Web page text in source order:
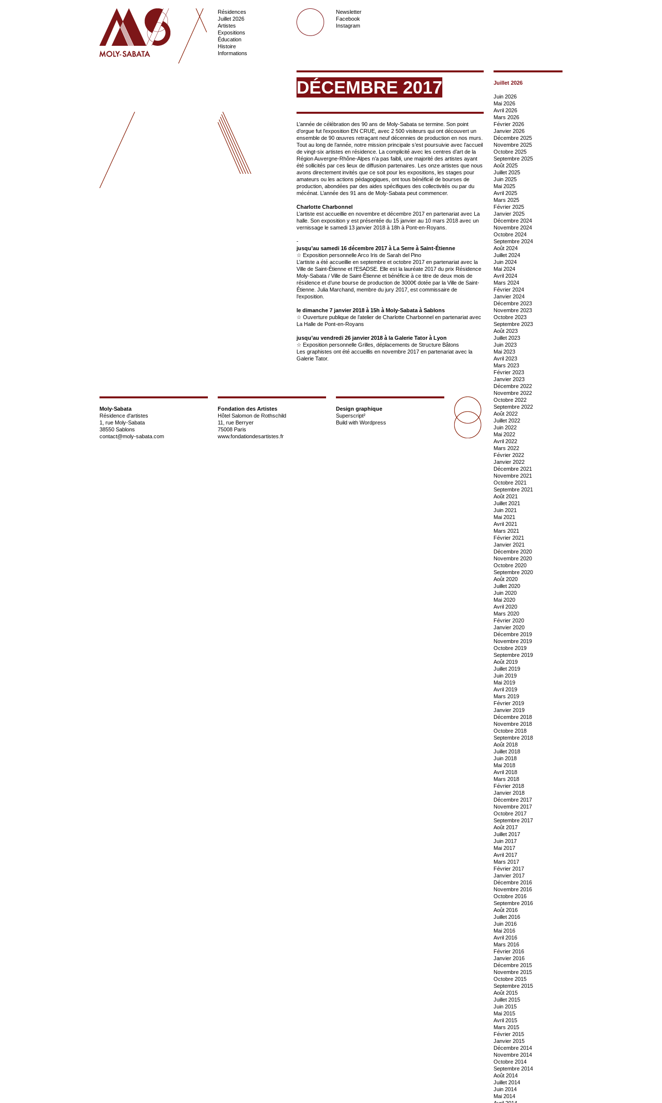
Résidences
Juillet 2026
Artistes
Expositions
Éducation
Histoire
Informations
Newsletter
Facebook
Instagram
DÉCEMBRE 2017
L’année de célébration des 90 ans de Moly-Sabata se termine. Son point
d’orgue fut l’exposition EN CRUE, avec 2 500 visiteurs qui ont découvert un
ensemble de 90 œuvres retraçant neuf décennies de production en nos murs.
Tout au long de l’année, notre mission principale s’est poursuivie avec l’accueil
de vingt-six artistes en résidence. La complicité avec les centres d’art de la
Région Auvergne-Rhône-Alpes n’a pas faibli, une majorité des artistes ayant
été sollicités par ces lieux de diffusion partenaires. Les onze artistes que nous
avons directement invités que ce soit pour les expositions, les stages pour
amateurs ou les actions pédagogiques, ont tous bénéficié de bourses de
production, abondées par des aides spécifiques des collectivités ou par du
mécénat. L’année des 91 ans de Moly-Sabata peut commencer.
Charlotte Charbonnel
L’artiste est accueillie en novembre et décembre 2017 en partenariat avec La
halle. Son exposition y est présentée du 15 janvier au 10 mars 2018 avec un
vernissage le samedi 13 janvier 2018 à 18h à Pont-en-Royans.
-
jusqu’au samedi 16 décembre 2017 à La Serre à Saint-Étienne
☆ Exposition personnelle Arco Iris de Sarah del Pino
L’artiste a été accueillie en septembre et octobre 2017 en partenariat avec la
Ville de Saint-Étienne et l’ESADSE. Elle est la lauréate 2017 du prix Résidence
Moly-Sabata / Ville de Saint-Étienne et bénéficie à ce titre de deux mois de
résidence et d’une bourse de production de 3000€ dotée par la Ville de Saint-
Étienne. Julia Marchand, membre du jury 2017, est commissaire de
l’exposition.
le dimanche 7 janvier 2018 à 15h à Moly-Sabata à Sablons
☆ Ouverture publique de l’atelier de Charlotte Charbonnel en partenariat avec
La Halle de Pont-en-Royans
jusqu’au vendredi 26 janvier 2018 à la Galerie Tator à Lyon
☆ Exposition personnelle Grilles, déplacements de Structure Bâtons
Les graphistes ont été accueillis en novembre 2017 en partenariat avec la
Galerie Tator.
Moly-Sabata
Résidence d'artistes
1, rue Moly-Sabata
38550 Sablons
contact@moly-sabata.com
Fondation des Artistes
Hôtel Salomon de Rothschild
11, rue Berryer
75008 Paris
www.fondationdesartistes.fr
Design graphique
Superscript²
Build with Wordpress
Juillet 2026
Juin 2026
Mai 2026
Avril 2026
Mars 2026
Février 2026
Janvier 2026
Décembre 2025
Novembre 2025
Octobre 2025
Septembre 2025
Août 2025
Juillet 2025
Juin 2025
Mai 2025
Avril 2025
Mars 2025
Février 2025
Janvier 2025
Décembre 2024
Novembre 2024
Octobre 2024
Septembre 2024
Août 2024
Juillet 2024
Juin 2024
Mai 2024
Avril 2024
Mars 2024
Février 2024
Janvier 2024
Décembre 2023
Novembre 2023
Octobre 2023
Septembre 2023
Août 2023
Juillet 2023
Juin 2023
Mai 2023
Avril 2023
Mars 2023
Février 2023
Janvier 2023
Décembre 2022
Novembre 2022
Octobre 2022
Septembre 2022
Août 2022
Juillet 2022
Juin 2022
Mai 2022
Avril 2022
Mars 2022
Février 2022
Janvier 2022
Décembre 2021
Novembre 2021
Octobre 2021
Septembre 2021
Août 2021
Juillet 2021
Juin 2021
Mai 2021
Avril 2021
Mars 2021
Février 2021
Janvier 2021
Décembre 2020
Novembre 2020
Octobre 2020
Septembre 2020
Août 2020
Juillet 2020
Juin 2020
Mai 2020
Avril 2020
Mars 2020
Février 2020
Janvier 2020
Décembre 2019
Novembre 2019
Octobre 2019
Septembre 2019
Août 2019
Juillet 2019
Juin 2019
Mai 2019
Avril 2019
Mars 2019
Février 2019
Janvier 2019
Décembre 2018
Novembre 2018
Octobre 2018
Septembre 2018
Août 2018
Juillet 2018
Juin 2018
Mai 2018
Avril 2018
Mars 2018
Février 2018
Janvier 2018
Décembre 2017
Novembre 2017
Octobre 2017
Septembre 2017
Août 2017
Juillet 2017
Juin 2017
Mai 2017
Avril 2017
Mars 2017
Février 2017
Janvier 2017
Décembre 2016
Novembre 2016
Octobre 2016
Septembre 2016
Août 2016
Juillet 2016
Juin 2016
Mai 2016
Avril 2016
Mars 2016
Février 2016
Janvier 2016
Décembre 2015
Novembre 2015
Octobre 2015
Septembre 2015
Août 2015
Juillet 2015
Juin 2015
Mai 2015
Avril 2015
Mars 2015
Février 2015
Janvier 2015
Décembre 2014
Novembre 2014
Octobre 2014
Septembre 2014
Août 2014
Juillet 2014
Juin 2014
Mai 2014